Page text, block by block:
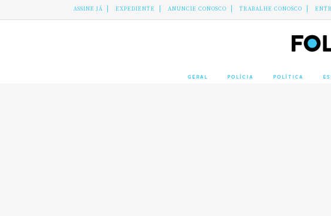
ASSINE JÁ EXPEDIENTE ANUNCIE CONOSCO TRABALHE CONOSCO
GERAL POLÍCIA POLÍTICA